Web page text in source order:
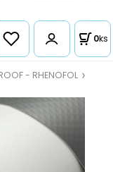
0ks
- RHENOFOL